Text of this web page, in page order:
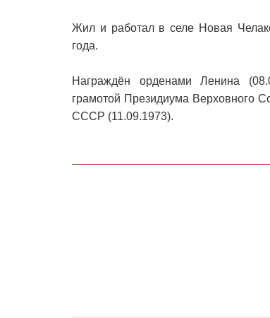
Жил и работал в селе Новая
года.
Награждён орденами Ленина
грамотой Президиума Верховного
СССР (11.09.1973).